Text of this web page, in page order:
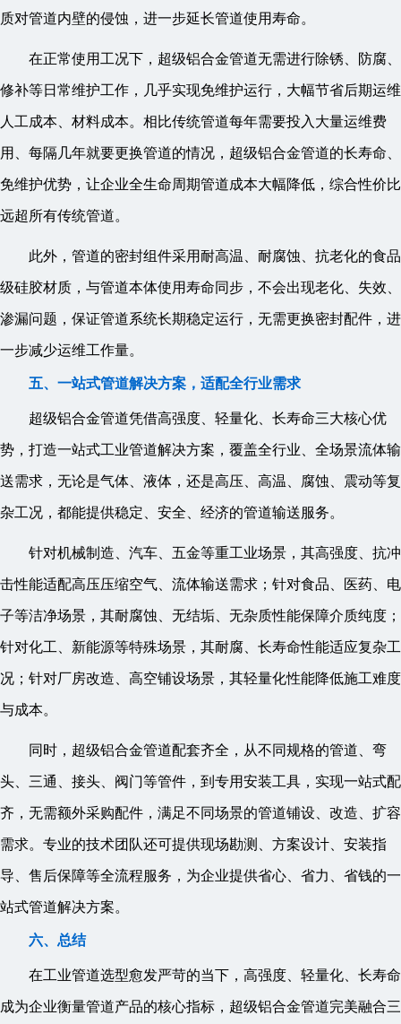
质对管道内壁的侵蚀，进一步延长管道使用寿命。
在正常使用工况下，超级铝合金管道无需进行除锈、防腐、
修补等日常维护工作，几乎实现免维护运行，大幅节省后期运维
人工成本、材料成本。相比传统管道每年需要投入大量运维费
用、每隔几年就要更换管道的情况，超级铝合金管道的长寿命、
免维护优势，让企业全生命周期管道成本大幅降低，综合性价比
远超所有传统管道。
此外，管道的密封组件采用耐高温、耐腐蚀、抗老化的食品
级硅胶材质，与管道本体使用寿命同步，不会出现老化、失效、
渗漏问题，保证管道系统长期稳定运行，无需更换密封配件，进
一步减少运维工作量。
五、一站式管道解决方案，适配全行业需求
超级铝合金管道凭借高强度、轻量化、长寿命三大核心优
势，打造一站式工业管道解决方案，覆盖全行业、全场景流体输
送需求，无论是气体、液体，还是高压、高温、腐蚀、震动等复
杂工况，都能提供稳定、安全、经济的管道输送服务。
针对机械制造、汽车、五金等重工业场景，其高强度、抗冲
击性能适配高压压缩空气、流体输送需求；针对食品、医药、电
子等洁净场景，其耐腐蚀、无结垢、无杂质性能保障介质纯度；
针对化工、新能源等特殊场景，其耐腐、长寿命性能适应复杂工
况；针对厂房改造、高空铺设场景，其轻量化性能降低施工难度
与成本。
同时，超级铝合金管道配套齐全，从不同规格的管道、弯
头、三通、接头、阀门等管件，到专用安装工具，实现一站式配
齐，无需额外采购配件，满足不同场景的管道铺设、改造、扩容
需求。专业的技术团队还可提供现场勘测、方案设计、安装指
导、售后保障等全流程服务，为企业提供省心、省力、省钱的一
站式管道解决方案。
六、总结
在工业管道选型愈发严苛的当下，高强度、轻量化、长寿命
成为企业衡量管道产品的核心指标，超级铝合金管道完美融合三